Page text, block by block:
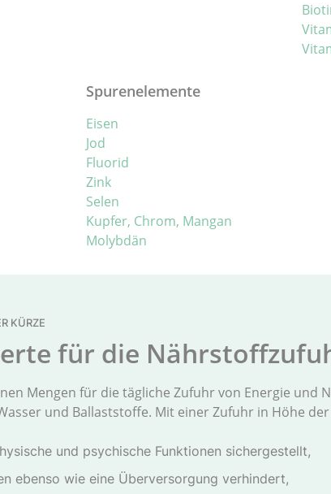
Spurenelemente
Eisen
Jod
Fluorid
Zink
Selen
Kupfer, Chrom, Mangan
Molybdän
KÜRZE
für die
Mengen für die tägliche Zufuhr von Energie und
und Ballaststoffe. Mit einer Zufuhr in Höhe
und psychische Funktionen sichergestellt,
ebenso wie eine Überversorgung verhindert,